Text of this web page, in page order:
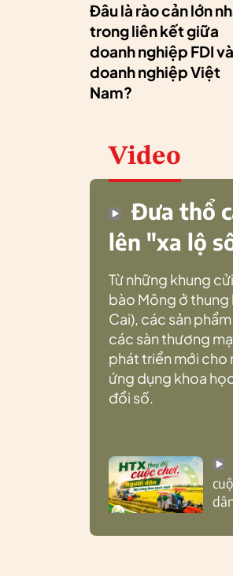
Đâu là rào cản lớn
trong liên kết giữa
doanh nghiệp FDI và
doanh nghiệp Việt
Nam?
Video
Đưa thổ
lên "xa lộ
Từ những khung
bào Mông ở thung
Cai), các sản
các sàn thương
phát triển mới cho
ứng dụng khoa
đổi số.